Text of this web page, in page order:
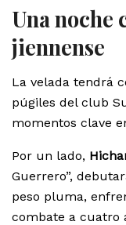
Una noche
jiennense
La velada tendrá
púgiles del club
momentos clave
Por un lado,
Guerrero”,
peso pluma,
combate a cuatro